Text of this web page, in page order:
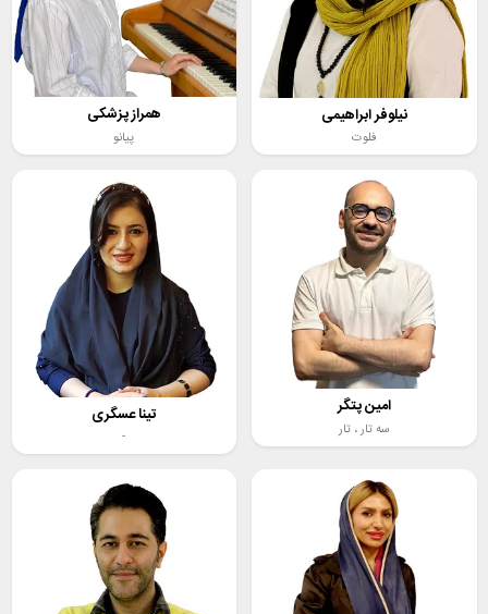
نیلوفر ابراهیمی
فلوت
همراز پزشکی
پیانو
امین پتگر
سه تار ، تار
تینا عسگری
-